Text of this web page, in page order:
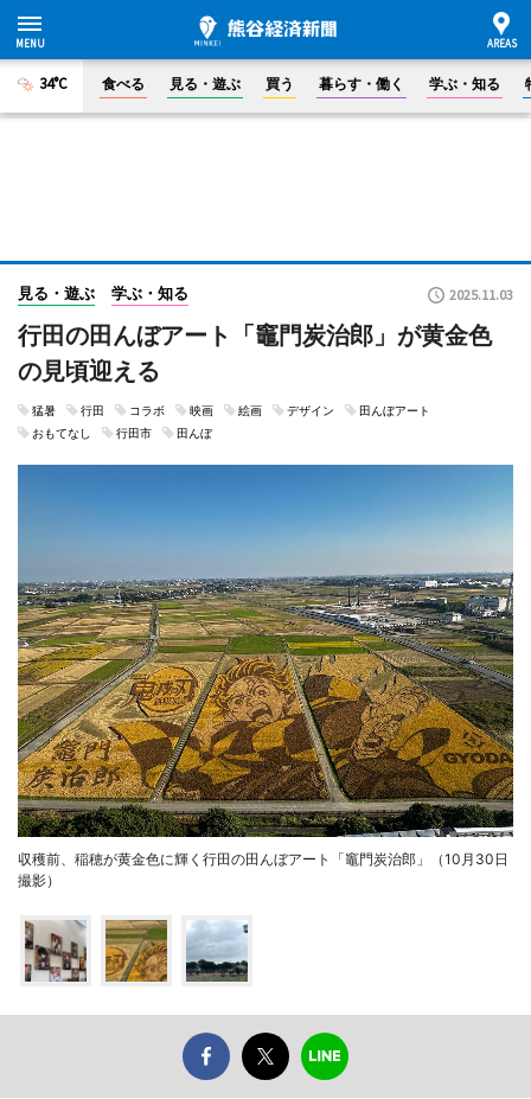
34°C 食べる 見る・遊ぶ 買う 暮らす・働く 学ぶ・知る
見る・遊ぶ 学ぶ・知る 2025.11.03
行田の田んぼアート「竈門炭治郎」が黄金色
の見頃迎える
猛暑 行田 コラボ 映画 絵画 デザイン
田んぼアート
おもてなし
行田市 田んぼ
収穫前、稲穂が黄金色に輝く行田の田んぼアート「竈門炭治郎」（10月30日
撮影）